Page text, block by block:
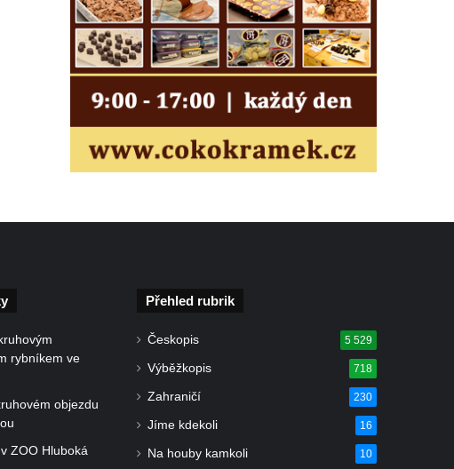
rybníkem ve
objezdu
ZOO Hluboká
Přehled rubrik
Českopis 5 529
Výběžkopis 718
Zahraničí 230
Jíme kdekoli 16
Na houby kamkoli 10